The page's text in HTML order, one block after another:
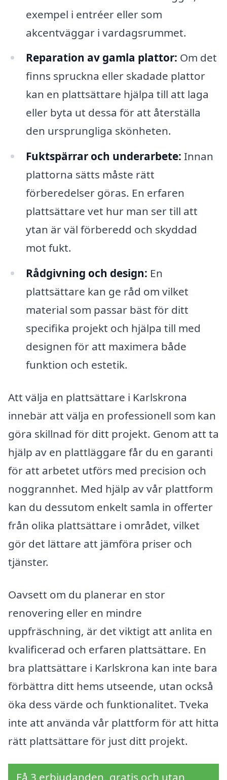
exempel i entréer eller som
akcentväggar i vardagsrummet.
Reparation av gamla plattor: Om det
finns spruckna eller skadade plattor
kan en plattsättare hjälpa till att laga
eller byta ut dessa för att återställa
den ursprungliga skönheten.
Fuktspärrar och underarbete: Innan
plattorna sätts måste rätt
förberedelser göras. En erfaren
plattsättare vet hur man ser till att
ytan är väl förberedd och skyddad
mot fukt.
Rådgivning och design: En
plattsättare kan ge råd om vilket
material som passar bäst för ditt
specifika projekt och hjälpa till med
designen för att maximera både
funktion och estetik.
Att välja en plattsättare i Karlskrona
innebär att välja en professionell som kan
göra skillnad för ditt projekt. Genom att ta
hjälp av en plattläggare får du en garanti
för att arbetet utförs med precision och
noggrannhet. Med hjälp av vår plattform
kan du dessutom enkelt samla in offerter
från olika plattsättare i området, vilket
gör det lättare att jämföra priser och
tjänster.
Oavsett om du planerar en stor
renovering eller en mindre
uppfräschning, är det viktigt att anlita en
kvalificerad och erfaren plattsättare. En
bra plattsättare i Karlskrona kan inte bara
förbättra ditt hems utseende, utan också
öka dess värde och funktionalitet. Tveka
inte att använda vår plattform för att hitta
rätt plattsättare för just ditt projekt.
Få 3 erbjudanden, gratis och utan